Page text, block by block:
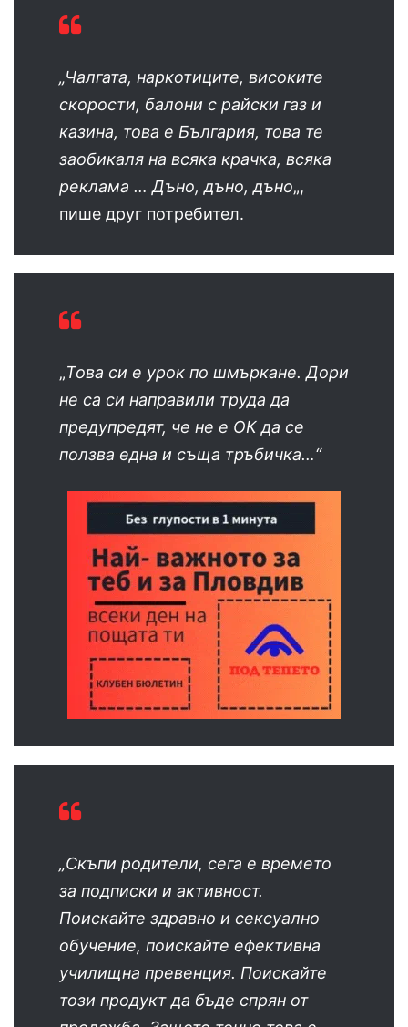
„Чалгата, наркотиците, високите
скорости, балони с райски газ и
казина, това е България, това те
заобикаля на всяка крачка, всяка
реклама … Дъно, дъно, дъно„,
пише друг потребител.
„Това си е урок по шмъркане. Дори
не са си направили труда да
предупредят, че не е ОК да се
ползва една и съща тръбичка…“
„Скъпи родители, сега е времето
за подписки и активност.
Поискайте здравно и сексуално
обучение, поискайте ефективна
училищна превенция. Поискайте
този продукт да бъде спрян от